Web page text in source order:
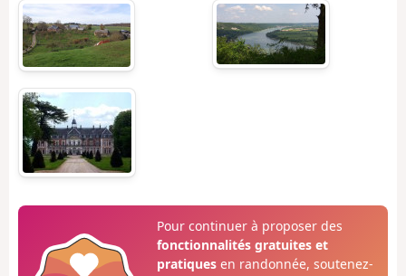
Pour continuer à proposer des
fonctionnalités gratuites et
pratiquesen randonnée, soutenez-